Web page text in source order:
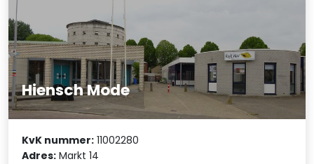
Hiensch Mode
KvK nummer: 11002280
Adres: Markt 14